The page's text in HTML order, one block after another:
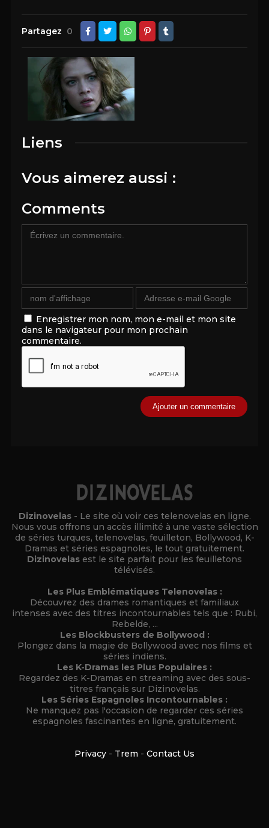
Partagez 0
Liens
Vous aimerez aussi :
Comments
Enregistrer mon nom, mon e-mail et mon site
dans le navigateur pour mon prochain
commentaire.
Dizinovelas - Le site où voir ces telenovelas en ligne.
Nous vous offrons un accès illimité à une vaste sélection
de séries turques, telenovelas, feuilleton, Bollywood, K-
Dramas et séries espagnoles, le tout gratuitement.
Dizinovelas est le site parfait pour les feuilletons
télévisés.
Les Plus Emblématiques Telenovelas :
Découvrez des drames romantiques et familiaux
intenses avec des titres incontournables tels que : Rubi,
Rebelde, ...
Les Blockbusters de Bollywood :
Plongez dans la magie de Bollywood avec nos films et
séries indiens.
Les K-Dramas les Plus Populaires :
Regardez des K-Dramas en streaming avec des sous-
titres français sur Dizinovelas.
Les Séries Espagnoles Incontournables :
Ne manquez pas l'occasion de regarder ces séries
espagnoles fascinantes en ligne, gratuitement.
Privacy - Trem - Contact Us